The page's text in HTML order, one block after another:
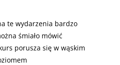
te wydarzenia bardzo
śmiało mówić
porusza się w wąskim